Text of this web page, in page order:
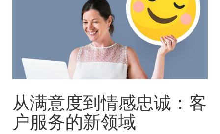
从满意度到情感忠诚：客
户服务的新领域